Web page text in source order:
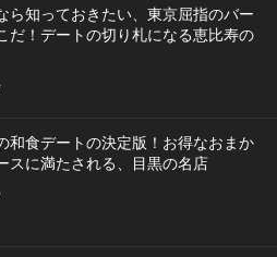
ら知っておきたい、東京屈指のバー
だ！デートの切り札になる恵比寿の
和食デートの決定版！お得なおまか
スに満たされる、目黒の名店